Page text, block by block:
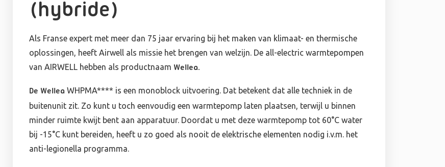
(hybride)
Als Franse expert met meer dan 75 jaar ervaring bij het maken van klimaat- en thermische
oplossingen, heeft Airwell als missie het brengen van welzijn. De all-electric warmtepompen
van AIRWELL hebben als productnaam Wellea.
De Wellea WHPMA**** is een monoblock uitvoering. Dat betekent dat alle techniek in de
buitenunit zit. Zo kunt u toch eenvoudig een warmtepomp laten plaatsen, terwijl u binnen
minder ruimte kwijt bent aan apparatuur. Doordat u met deze warmtepomp tot 60°C water
bij -15°C kunt bereiden, heeft u zo goed als nooit de elektrische elementen nodig i.v.m. het
anti-legionella programma.